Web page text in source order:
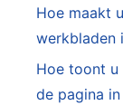
Hoe maakt
werkbladen
Hoe toont u
de pagina